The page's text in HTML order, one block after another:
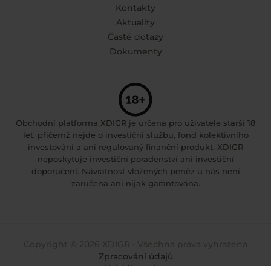
Kontakty
Aktuality
Časté dotazy
Dokumenty
Obchodní platforma XDIGR je určena pro uživatele starší 18
let, přičemž nejde o investiční službu, fond kolektivního
investování a ani regulovaný finanční produkt. XDIGR
neposkytuje investiční poradenství ani investiční
doporučení. Návratnost vložených peněz u nás není
zaručena ani nijak garantována.
Zpracování údajů